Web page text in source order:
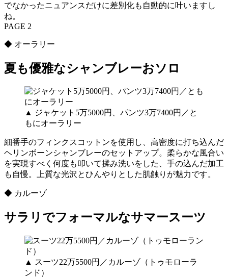
でなかったニュアンスだけに差別化も自動的に叶いますし
ね。
PAGE 2
◆ オーラリー
夏も優雅なシャンブレーおソロ
▲ ジャケット5万5000円、パンツ3万7400円／と
もにオーラリー
細番手のフィンクスコットンを使用し、高密度に打ち込んだ
ヘリンボーンシャンブレーのセットアップ。柔らかな風合い
を実現すべく何度も叩いて揉み洗いをした、手の込んだ加工
も自慢。上質な光沢とひんやりとした肌触りが魅力です。
◆ カルーゾ
サラリでフォーマルなサマースーツ
▲ スーツ22万5500円／カルーゾ（トゥモローラ
ンド）